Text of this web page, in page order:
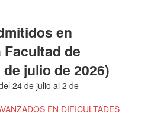
en
Facultad de
julio de 2026)
24 de julio al 2 de
EN DIFICULTADES